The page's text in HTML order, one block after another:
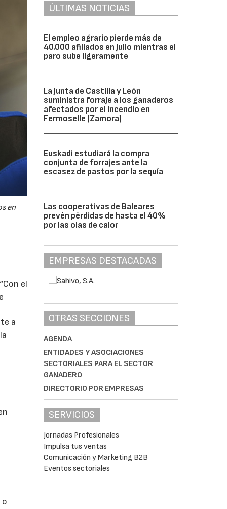
en
el
a
ÚLTIMAS NOTICIAS
El empleo agrario pierde más de
40.000 afiliados en julio mientras el
paro sube ligeramente
La Junta de Castilla y León
suministra forraje a los ganaderos
afectados por el incendio en
Fermoselle (Zamora)
Euskadi estudiará la compra
conjunta de forrajes ante la
escasez de pastos por la sequía
Las cooperativas de Baleares
prevén pérdidas de hasta el 40%
por las olas de calor
EMPRESAS DESTACADAS
OTRAS SECCIONES
AGENDA
ENTIDADES Y ASOCIACIONES
SECTORIALES PARA EL SECTOR
GANADERO
DIRECTORIO POR EMPRESAS
SERVICIOS
Jornadas Profesionales
Impulsa tus ventas
Comunicación y Marketing B2B
Eventos sectoriales